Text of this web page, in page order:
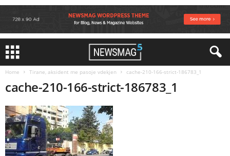
Home Tirane, aksident me pasoje vdekjen cache-210-166-strict-186783_1
cache-210-166-strict-186783_1